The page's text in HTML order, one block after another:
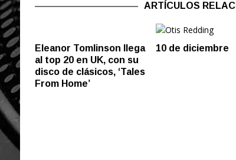
ARTÍCULOS
Eleanor Tomlinson llega
al top 20 en UK, con su
disco de clásicos, ‘Tales
From Home’
10 de diciembre